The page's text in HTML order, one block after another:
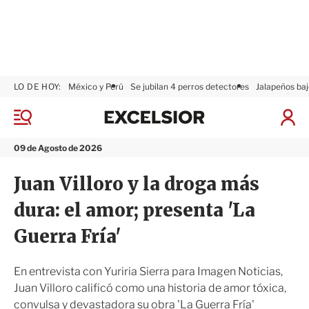
M
n
09 de Agosto de 2026
LO DE HOY: México y Perú Se jubilan 4 perros detectores Jalapeños
I
x
i
o
r
Juan Villoro y la droga más
dura: el amor; presenta 'La
Guerra Fría'
En entrevista con Yuriria Sierra para Imagen Noticias,
Juan Villoro calificó como una historia de amor tóxica,
convulsa y devastadora su obra 'La Guerra Fría'